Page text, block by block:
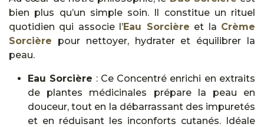
bien plus qu’un simple soin. Il constitue un rituel
quotidien qui associe l’Eau Sorcière et la Crème
Sorcière pour nettoyer, hydrater et équilibrer la
peau.
Eau Sorcière : Ce Concentré enrichi en extraits
de plantes médicinales prépare la peau en
douceur, tout en la débarrassant des impuretés
et en réduisant les inconforts cutanés. Idéale